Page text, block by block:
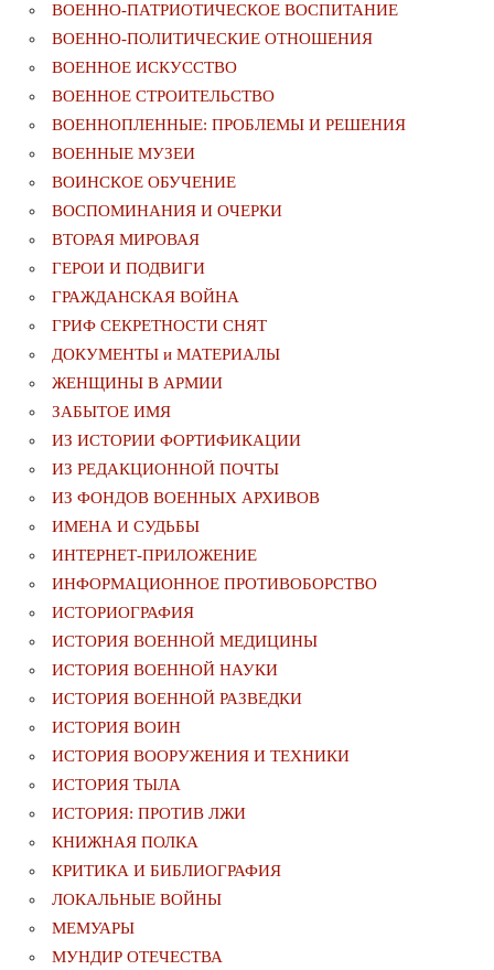
ВОЕННО-ПАТРИОТИЧЕСКОЕ ВОСПИТАНИЕ
ВОЕННО-ПОЛИТИЧЕСКИE ОТНОШЕНИЯ
ВОЕННОЕ ИСКУССТВО
ВОЕННОЕ СТРОИТЕЛЬСТВО
ВОЕННОПЛЕННЫЕ: ПРОБЛЕМЫ И РЕШЕНИЯ
ВОЕННЫЕ МУЗЕИ
ВОИНСКОЕ ОБУЧЕНИЕ
ВОСПОМИНАНИЯ И ОЧЕРКИ
ВТОРАЯ МИРОВАЯ
ГЕРОИ И ПОДВИГИ
ГРАЖДАНСКАЯ ВОЙНА
ГРИФ СЕКРЕТНОСТИ СНЯТ
ДОКУМЕНТЫ и МАТЕРИАЛЫ
ЖЕНЩИНЫ В АРМИИ
ЗАБЫТОЕ ИМЯ
ИЗ ИСТОРИИ ФОРТИФИКАЦИИ
ИЗ РЕДАКЦИОННОЙ ПОЧТЫ
ИЗ ФОНДОВ ВОЕННЫХ АРХИВОВ
ИМЕНА И СУДЬБЫ
ИНТЕРНЕТ-ПРИЛОЖЕНИЕ
ИНФОРМАЦИОННОЕ ПРОТИВОБОРСТВО
ИСТОРИОГРАФИЯ
ИСТОРИЯ ВОЕННОЙ МЕДИЦИНЫ
ИСТОРИЯ ВОЕННОЙ НАУКИ
ИСТОРИЯ ВОЕННОЙ РАЗВЕДКИ
ИСТОРИЯ ВОИН
ИСТОРИЯ ВООРУЖЕНИЯ И ТЕХНИКИ
ИСТОРИЯ ТЫЛА
ИСТОРИЯ: ПРОТИВ ЛЖИ
КНИЖНАЯ ПОЛКА
КРИТИКА И БИБЛИОГРАФИЯ
ЛОКАЛЬНЫЕ ВОЙНЫ
МЕМУАРЫ
МУНДИР ОТЕЧЕСТВА